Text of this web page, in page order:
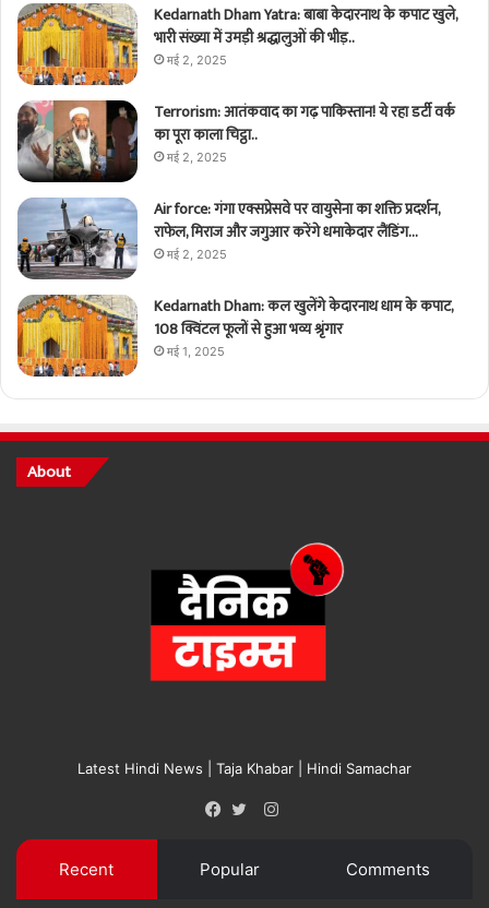
Kedarnath Dham Yatra: बाबा केदारनाथ के कपाट खुले,
भारी संख्या में उमड़ी श्रद्धालुओं की भीड़..
मई 2, 2025
Terrorism: आतंकवाद का गढ़ पाकिस्तान! ये रहा डर्टी वर्क
का पूरा काला चिट्ठा..
मई 2, 2025
Air force: गंगा एक्सप्रेसवे पर वायुसेना का शक्ति प्रदर्शन,
राफेल, मिराज और जगुआर करेंगे धमाकेदार लैंडिंग…
मई 2, 2025
Kedarnath Dham: कल खुलेंगे केदारनाथ धाम के कपाट,
108 क्विंटल फूलों से हुआ भव्य श्रृंगार
मई 1, 2025
About
Latest Hindi News | Taja Khabar | Hindi Samachar
Instagram
Recent Popular Comments